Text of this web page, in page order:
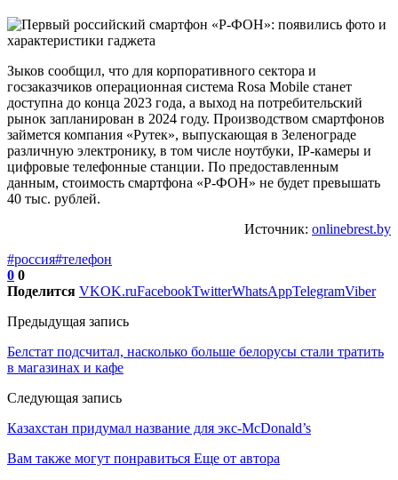
Зыков сообщил, что для корпоративного сектора и
госзаказчиков операционная система Rosa Mobile станет
доступна до конца 2023 года, а выход на потребительский
рынок запланирован в 2024 году. Производством смартфонов
займется компания «Рутек», выпускающая в Зеленограде
различную электронику, в том числе ноутбуки, IP-камеры и
цифровые телефонные станции. По предоставленным
данным, стоимость смартфона «Р-ФОН» не будет превышать
40 тыс. рублей.
Источник: onlinebrest.by
#россия#телефон
0 0
Поделится VKOK.ruFacebookTwitterWhatsAppTelegramViber
Предыдущая запись
Белстат подсчитал, насколько больше белорусы стали тратить
в магазинах и кафе
Следующая запись
Казахстан придумал название для экс-McDonald’s
Вам также могут понравиться Еще от автора